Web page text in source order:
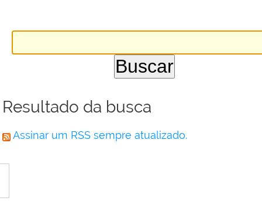
Resultado da busca
Assinar um RSS sempre atualizado.